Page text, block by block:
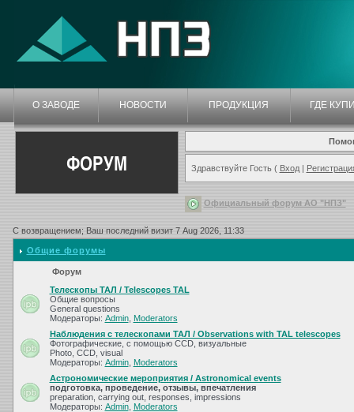
О ЗАВОДЕ НОВОСТИ ПРОДУКЦИЯ ГДЕ
ФОРУМ Здравствуйте Гость ( Вход|
Официальный форум АО "НПЗ"
С возвращением; Ваш последний визит 7 Aug 2026, 11:33
Общие форумы
Форум
Телескопы ТАЛ / Telescopes TAL
Общие вопросы
General questions
Модераторы: Admin, Moderators
Наблюдения с телескопами ТАЛ / Observations with TAL telescopes
Фотографические, с помощью CCD, визуальные
Photo, CCD, visual
Модераторы: Admin, Moderators
Астрономические мероприятия / Astronomical events
подготовка, проведение, отзывы, впечатления
preparation, carrying out, responses, impressions
Модераторы: Admin, Moderators